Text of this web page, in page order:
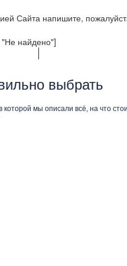
Сайта напишите,
найдено"]
выбрать
мы описали всё, на что